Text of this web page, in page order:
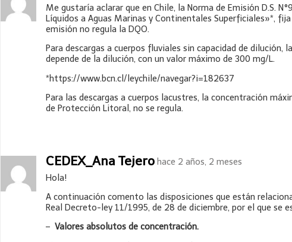
Me gustaría aclarar que en Chile, la Norma de Emisión D.S.
Líquidos a Aguas Marinas y Continentales Superficiales»*,
emisión no regula la DQO.
Para descargas a cuerpos fluviales sin capacidad de
depende de la dilución, con un valor máximo de 300 mg/L.
*https://www.bcn.cl/leychile/navegar?i=182637
Para las descargas a cuerpos lacustres, la concentración
de Protección Litoral, no se regula.
CEDEX_Ana Tejero hace 2 años, 2 meses
Hola!
A continuación comento las disposiciones que están
Real Decreto-ley 11/1995, de 28 de diciembre, por el que se
– Valores absolutos de concentración.